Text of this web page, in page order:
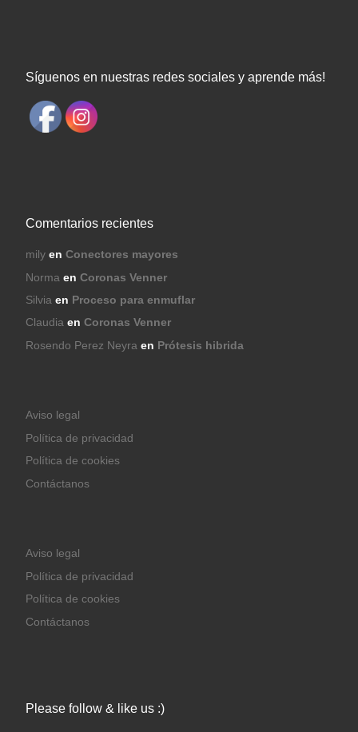
Síguenos en nuestras redes sociales y aprende más!
Comentarios recientes
milyen Conectores mayores
Norma en Coronas Venner
Silviaen Proceso para enmuflar
Claudiaen Coronas Venner
Rosendo Perez Neyra en Prótesis hibrida
Aviso legal
Política de privacidad
Política de cookies
Contáctanos
Aviso legal
Política de privacidad
Política de cookies
Contáctanos
Please follow & like us :)